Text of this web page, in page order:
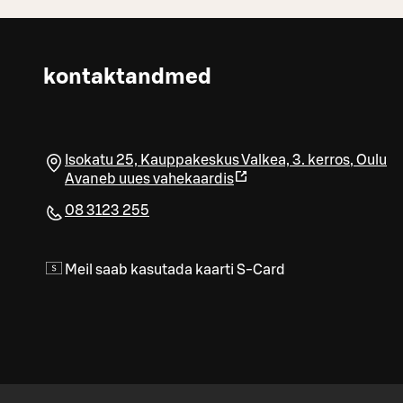
kontaktandmed
Isokatu 25, Kauppakeskus Valkea, 3. kerros, Oulu
Avaneb uues vahekaardis
08 3123 255
Meil saab kasutada kaarti S-Card